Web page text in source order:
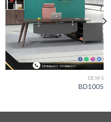
DESKS
BD1005